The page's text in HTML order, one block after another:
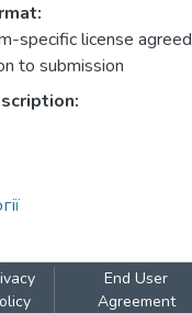
specific license agreed
to submission
End User
Agreement